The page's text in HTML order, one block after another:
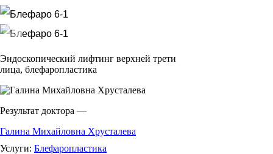
Эндоскопический лифтинг верхней трети
лица, блефаропластика
Результат доктора —
Галина Михайловна Хрусталева
Услуги: Блефаропластика